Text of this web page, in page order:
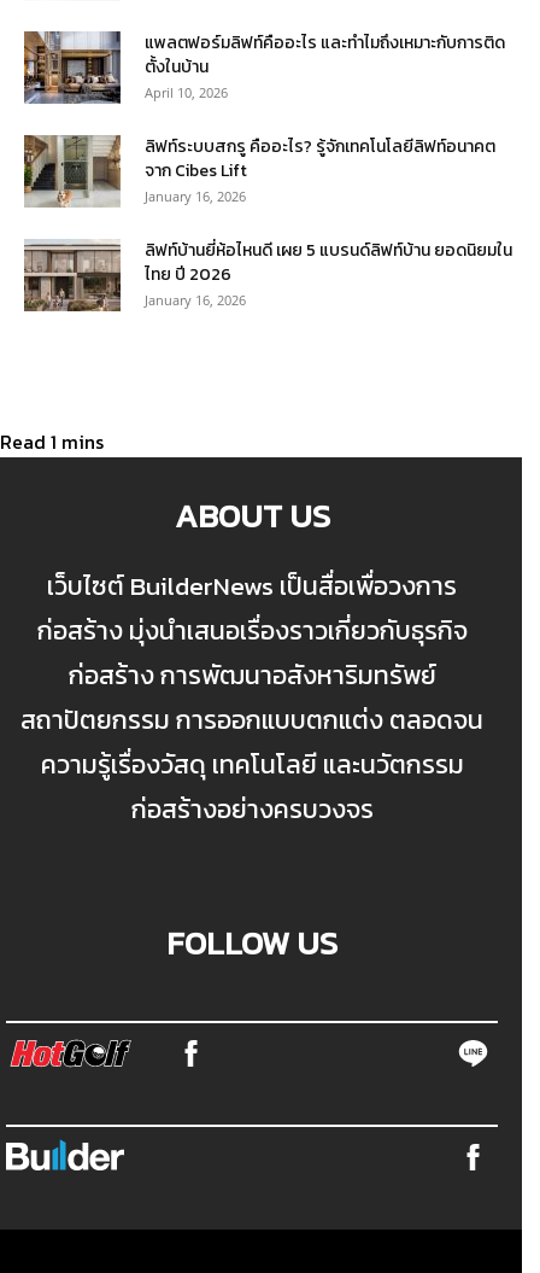
แพลตฟอร์มลิฟท์คืออะไร และทำไมถึงเหมาะกับการติด
ตั้งในบ้าน
April 10, 2026
ลิฟท์ระบบสกรู คืออะไร? รู้จักเทคโนโลยีลิฟท์อนาคต
จาก Cibes Lift
January 16, 2026
ลิฟท์บ้านยี่ห้อไหนดี เผย 5 แบรนด์ลิฟท์บ้าน ยอดนิยมใน
ไทย ปี 2026
January 16, 2026
ABOUT US
เว็บไซต์ BuilderNews เป็นสื่อเพื่อวงการ
ก่อสร้าง มุ่งนำเสนอเรื่องราวเกี่ยวกับธุรกิจ
ก่อสร้าง การพัฒนาอสังหาริมทรัพย์
สถาปัตยกรรม การออกแบบตกแต่ง ตลอดจน
ความรู้เรื่องวัสดุ เทคโนโลยี และนวัตกรรม
ก่อสร้างอย่างครบวงจร
FOLLOW US